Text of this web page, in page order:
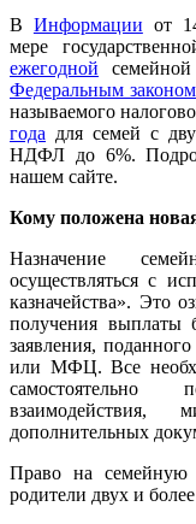
В Информации от
мере
ежегодной
Федеральным законом
называемого
года для семей с
НДФЛ до 6%.
нашем сайте.
Кому положена
Назначение
осуществляться с
казначейства». Это
получения выплаты
заявления,
или МФЦ. Все
самостоятельно
взаимодействия,
дополнительных
Право на семейную
родители двух и